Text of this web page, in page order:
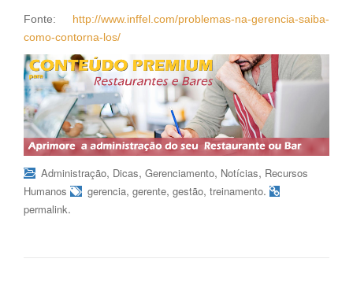
Fonte: http://www.inffel.com/problemas-na-gerencia-saiba-
como-contorna-los/
Administração, Dicas, Gerenciamento, Notícias, Recursos
Humanos
gerencia, gerente, gestão, treinamento.
permalink.